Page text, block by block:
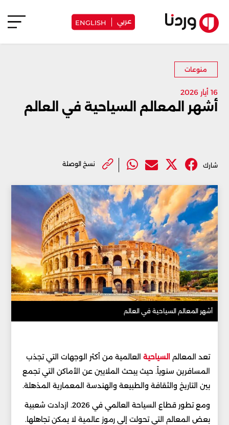
عربي ENGLISH
منوعات
16 أيار 2026
أشهر المعالم السياحية في العالم
شارك نسخ الوصلة
أشهر المعالم السياحية في العالم
تعد المعالم السياحية العالمية من أكثر الوجهات التي تجذب
المسافرين سنوياً. حيث يبحث الملايين عن الأماكن التي تجمع
بين التاريخ والثقافة والطبيعة والهندسة المعمارية المذهلة.
ومع تطور قطاع السياحة العالمي في 2026. ازدادت شعبية
بعض المعالم التي تحولت إلى رموز عالمية لا يمكن تجاهلها.